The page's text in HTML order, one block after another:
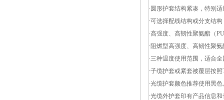
·圆形护套结构紧凑，特别
·可选择配线结构或分支结
·高强度、高韧性聚氨酯（
·阻燃型高强度、高韧性聚
·三种温度使用范围，适合
·子缆护套或紧套被覆层按
·光缆护套颜色推荐使用黑色
·光缆外护套印有产品信息